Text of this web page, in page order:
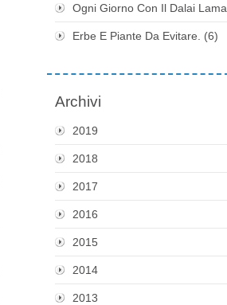
Ogni Giorno Con Il Dalai Lama.
Erbe E Piante Da Evitare. (6)
Archivi
2019
2018
2017
2016
2015
2014
2013